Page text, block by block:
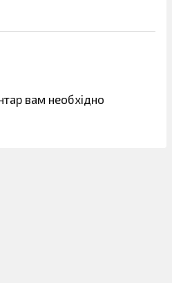
вам необхідно